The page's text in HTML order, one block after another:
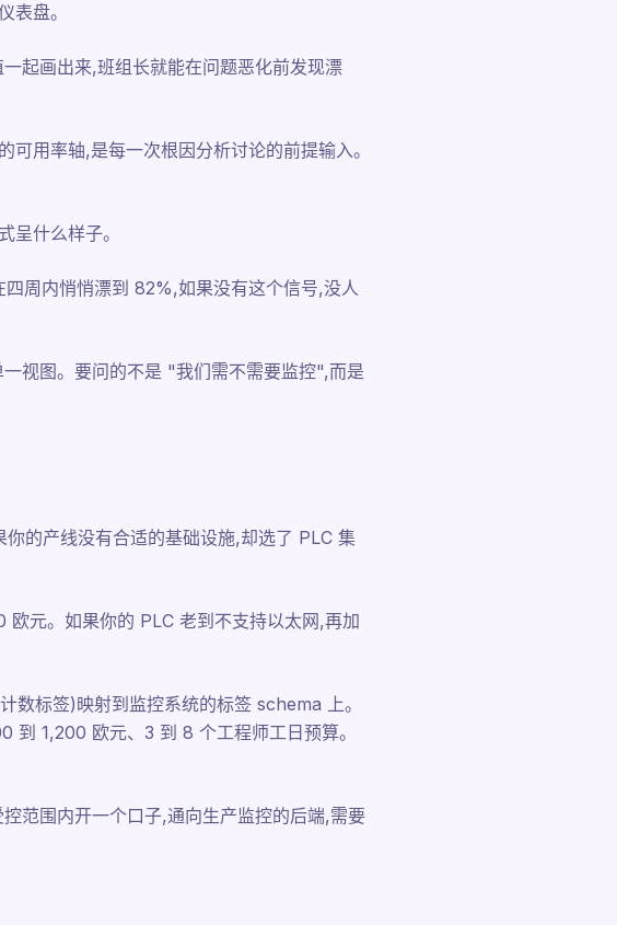
表盘。
起画出来,班组长就能在问题恶化前发现漂
用率轴,是每一次根因分析讨论的前提输入。
呈什么样子。
周内悄悄漂到 82%,如果没有这个信号,没人
视图。要问的不是 "我们需不需要监控",而是
的产线没有合适的基础设施,却选了 PLC 集
元。如果你的 PLC 老到不支持以太网,再加
数标签)映射到监控系统的标签 schema 上。
到 1,200 欧元、3 到 8 个工程师工日预算。
范围内开一个口子,通向生产监控的后端,需要